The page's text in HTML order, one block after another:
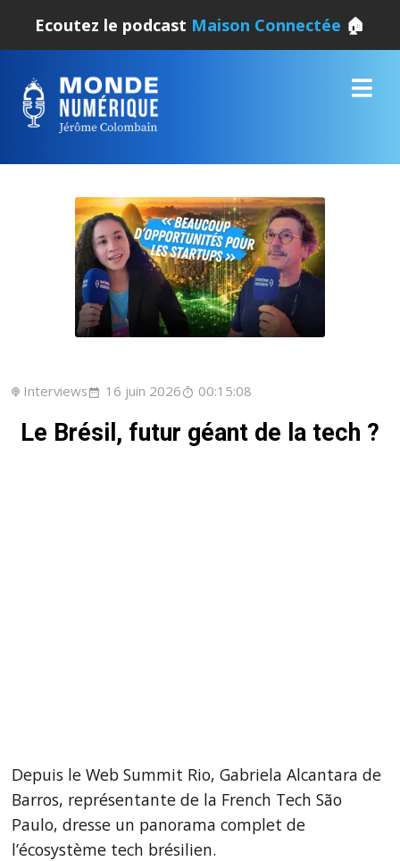
Ecoutez le podcast Maison Connectée 🏠
Interviews 16 juin 2026 00:15:08
Le Brésil, futur géant de la tech ?
Depuis le Web Summit Rio, Gabriela Alcantara de
Barros, représentante de la French Tech São
Paulo, dresse un panorama complet de
l’écosystème tech brésilien.